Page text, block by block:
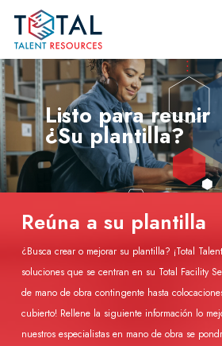
contenido
principal
Listo para reunir
¿Su plantilla?
Reúna a su plantilla
¿Busca crear o mejorar su plantilla? ¡Total
soluciones que se centran en su Total Facility
de mano de obra contingente hasta
cubierto! Rellene la siguiente información lo
nuestros especialistas en mano de obra se